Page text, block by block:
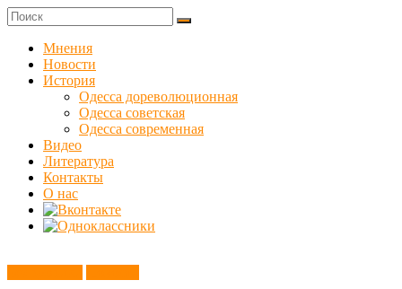
Skip
to
content
Куликовец
Сайт
одесского
сопротивления
Мнения
Новости
История
Одесса дореволюционная
Одесса советская
Одесса современная
Видео
Литература
Контакты
О нас